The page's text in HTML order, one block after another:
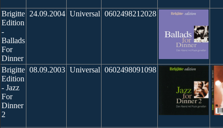
Brigitte
Edition
-
Ballads
For
Dinner
24.09.2004 Universal 0602498212028
Brigitte
Edition
- Jazz
For
Dinner
2
08.09.2003 Universal 0602498091098